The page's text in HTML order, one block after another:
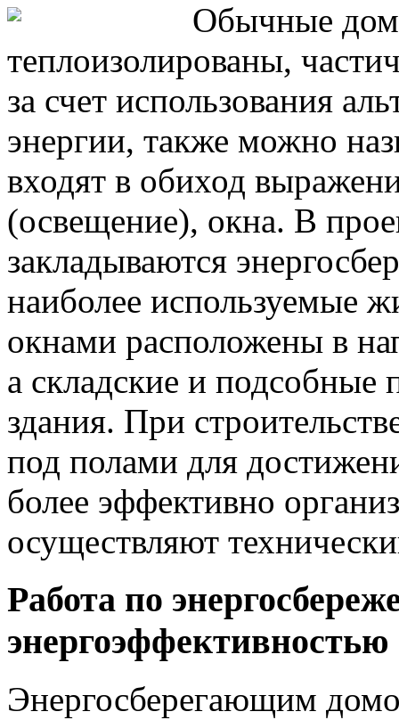
Обычные
теплоизолированы,
за счет использования
энергии, также можно
входят в обиход
(освещение), окна. В
закладываются
наиболее используемые
окнами расположены в
а складские и подсобные
здания. При
под полами для
более эффективно
осуществляют
Работа по
энергоэффективностью
Энергосберегающим